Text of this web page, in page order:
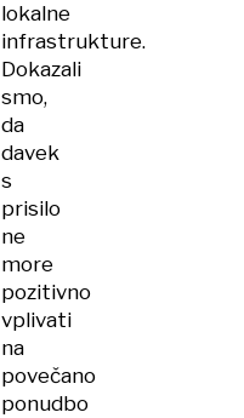
lokalne
infrastrukture.
Dokazali
smo,
da
davek
s
prisilo
ne
more
pozitivno
vplivati
na
povečano
ponudbo